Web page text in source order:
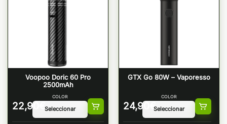
Voopoo Doric 60 Pro
2500mAh
22,90 €
COLOR
GTX Go 80W – Vaporesso
24,90 €
COLOR